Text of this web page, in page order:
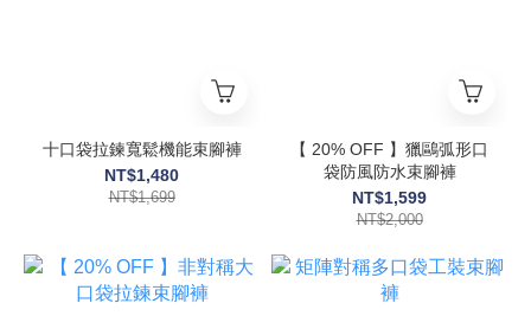
十口袋拉鍊寬鬆機能束腳褲
NT$1,480
NT$1,699
【 20% OFF 】獵鷗弧形口
袋防風防水束腳褲
NT$1,599
NT$2,000